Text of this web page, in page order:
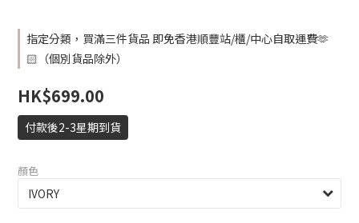
指定分類，買滿三件貨品 即免香港順豐站/櫃/中心自取運費🫶
🏻（個別貨品除外）
HK$699.00
付款後2-3星期到貨
顏色